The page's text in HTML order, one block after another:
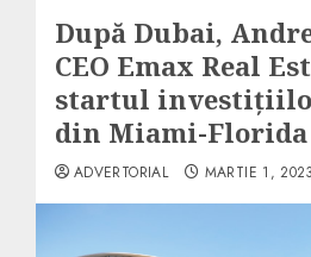
După Dubai,
CEO Emax Real
startul
din Miami-Florida
ADVERTORIAL MARTIE 1, 2023